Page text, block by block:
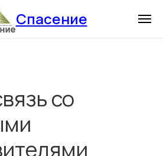
Спасение
со